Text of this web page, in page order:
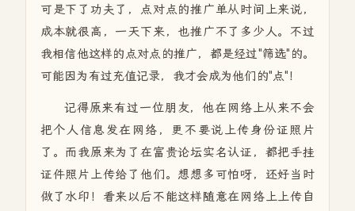
可是下了功夫了，点对点的推广单从时间上来说，
成本就很高，一天下来，也推广不了多少人。不过
我相信他这样的点对点的推广，都是经过"筛选"的。
可能因为有过充值记录，我才会成为他们的"点"！
记得原来有过一位朋友，他在网络上从来不会
把个人信息发在网络，更不要说上传身份证照片
了。而我原来为了在富贵论坛实名认证，都把手挂
证件照片上传给了他们。想想多可怕呀，还好当时
做了水印！看来以后不能这样随意在网络上上传自